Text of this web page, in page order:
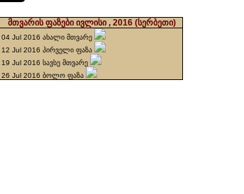
მთვარის ფაზები ივლისი , 2016 (სერბეთი)
04 Jul 2016 ახალი მთვარე
12 Jul 2016 პირველი ფაზა
19 Jul 2016 სავსე მთვარე
26 Jul 2016 ბოლო ფაზა